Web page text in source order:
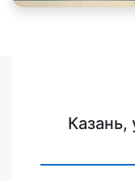
Казань,